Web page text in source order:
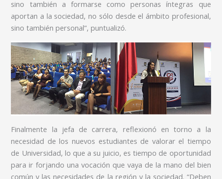
sino también a formarse como personas íntegras que
aportan a la sociedad, no sólo desde el ámbito profesional,
sino también personal”, puntualizó.
Finalmente la jefa de carrera, reflexionó en torno a la
necesidad de los nuevos estudiantes de valorar el tiempo
de Universidad, lo que a su juicio, es tiempo de oportunidad
para ir forjando una vocación que vaya de la mano del bien
común y las necesidades de la región y la sociedad. “Deben